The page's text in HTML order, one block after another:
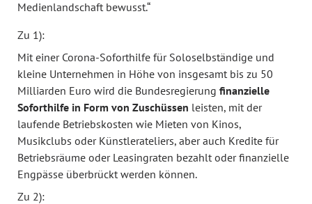
Medienlandschaft bewusst.“
Zu 1):
Mit einer Corona-Soforthilfe für Soloselbständige und
kleine Unternehmen in Höhe von insgesamt bis zu 50
Milliarden Euro wird die Bundesregierung finanzielle
Soforthilfe in Form von Zuschüssen leisten, mit der
laufende Betriebskosten wie Mieten von Kinos,
Musikclubs oder Künstlerateliers, aber auch Kredite für
Betriebsräume oder Leasingraten bezahlt oder finanzielle
Engpässe überbrückt werden können.
Zu 2):